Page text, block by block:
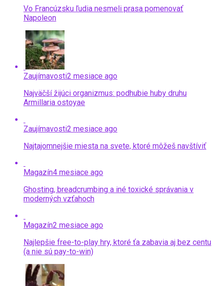
Vo Francúzsku ľudia nesmeli prasa pomenovať
Napoleon
Zaujímavosti2 mesiace ago
Najväčší žijúci organizmus: podhubie huby druhu
Armillaria ostoyae
Zaujímavosti2 mesiace ago
Najtajomnejšie miesta na svete, ktoré môžeš navštíviť
Magazín4 mesiace ago
Ghosting, breadcrumbing a iné toxické správania v
moderných vzťahoch
Magazín2 mesiace ago
Najlepšie free-to-play hry, ktoré ťa zabavia aj bez centu
(a nie sú pay-to-win)